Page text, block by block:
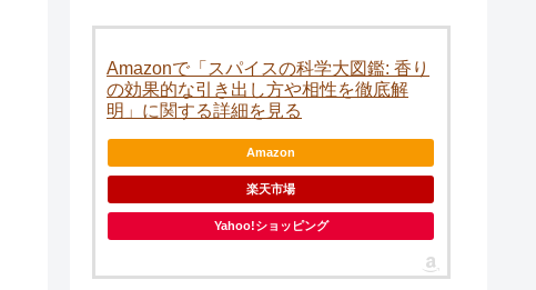
Amazonで「スパイスの科学大図鑑: 香り
の効果的な引き出し方や相性を徹底解
明」に関する詳細を見る
Amazon
楽天市場
Yahoo!ショッピング